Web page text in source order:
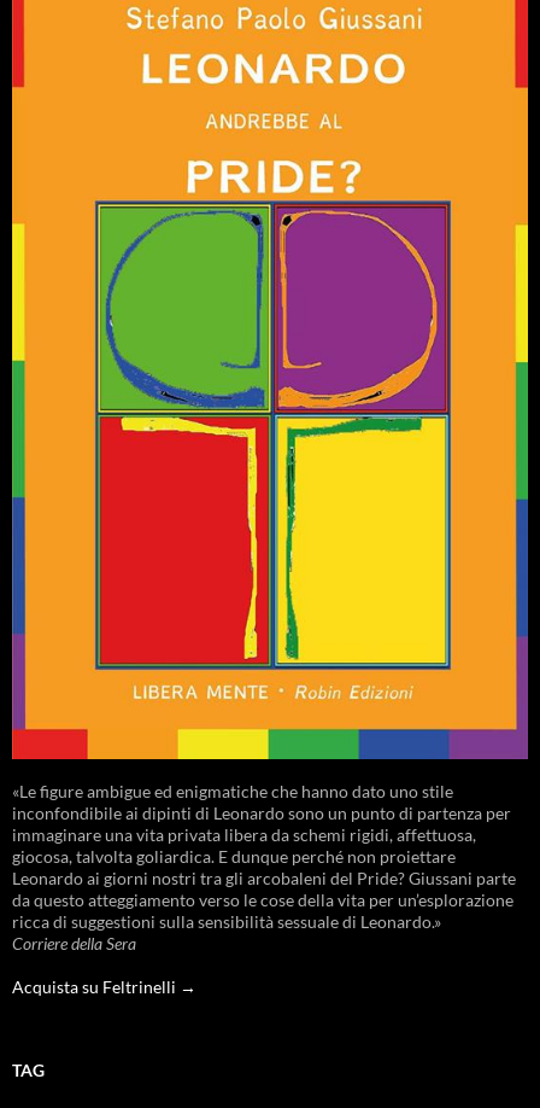
«Le figure ambigue ed enigmatiche che hanno dato uno stile
inconfondibile ai dipinti di Leonardo sono un punto di partenza per
immaginare una vita privata libera da schemi rigidi, affettuosa,
giocosa, talvolta goliardica. E dunque perché non proiettare
Leonardo ai giorni nostri tra gli arcobaleni del Pride? Giussani parte
da questo atteggiamento verso le cose della vita per un’esplorazione
ricca di suggestioni sulla sensibilità sessuale di Leonardo.»
Corriere della Sera
Acquista su Feltrinelli →
TAG